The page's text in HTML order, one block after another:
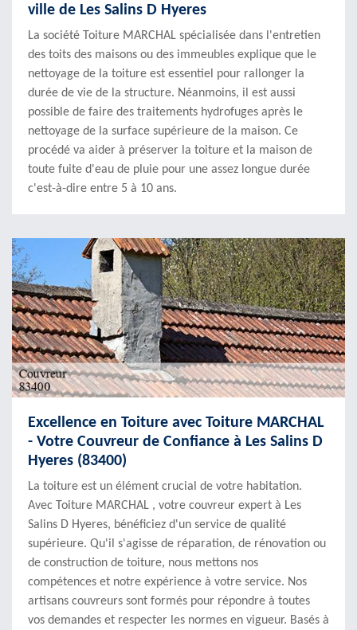
ville de Les Salins D Hyeres
La société Toiture MARCHAL spécialisée dans l'entretien
des toits des maisons ou des immeubles explique que le
nettoyage de la toiture est essentiel pour rallonger la
durée de vie de la structure. Néanmoins, il est aussi
possible de faire des traitements hydrofuges après le
nettoyage de la surface supérieure de la maison. Ce
procédé va aider à préserver la toiture et la maison de
toute fuite d'eau de pluie pour une assez longue durée
c'est-à-dire entre 5 à 10 ans.
Excellence en Toiture avec Toiture MARCHAL
- Votre Couvreur de Confiance à Les Salins D
Hyeres (83400)
La toiture est un élément crucial de votre habitation.
Avec Toiture MARCHAL , votre couvreur expert à Les
Salins D Hyeres, bénéficiez d'un service de qualité
supérieure. Qu'il s'agisse de réparation, de rénovation ou
de construction de toiture, nous mettons nos
compétences et notre expérience à votre service. Nos
artisans couvreurs sont formés pour répondre à toutes
vos demandes et respecter les normes en vigueur. Basés à